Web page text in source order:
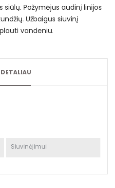
Pažymėjus audinį linijos
Užbaigus siuvinį
vandeniu.
DETALIAU
Siuvinėjimui